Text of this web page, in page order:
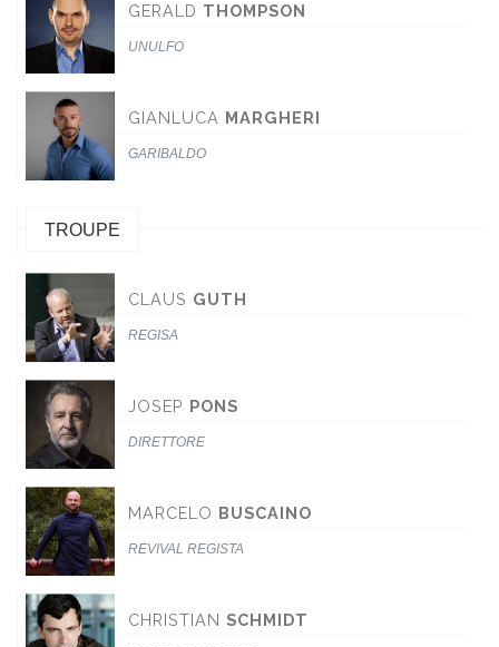
GERALD THOMPSON
UNULFO
GIANLUCA MARGHERI
GARIBALDO
TROUPE
CLAUS GUTH
REGISA
JOSEP PONS
DIRETTORE
MARCELO BUSCAINO
REVIVAL REGISTA
CHRISTIAN SCHMIDT